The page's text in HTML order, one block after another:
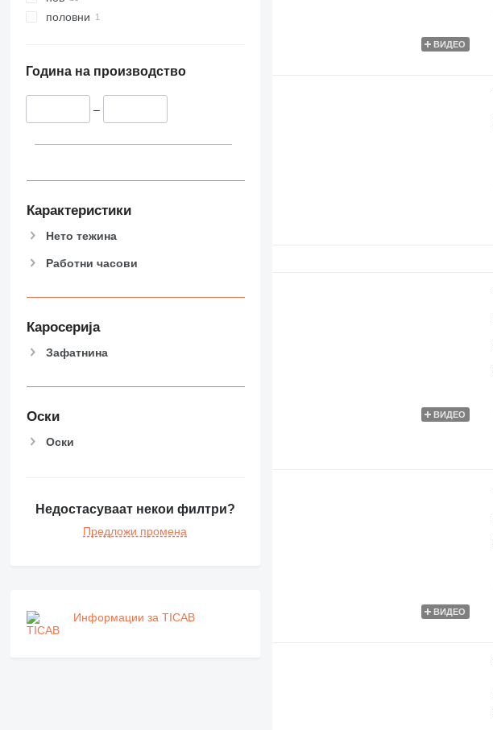
половни
Година на производство
–
Карактеристики
Нето тежина
Работни часови
Каросерија
Зафатнина
Оски
Оски
Недостасуваат некои филтри?
Предложи промена
Информации за TICAB
ВИДЕО
ВИДЕО
ВИДЕО